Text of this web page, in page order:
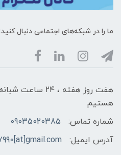
ما را در شبکه‌های اجتماعی دنبال کنید:
هفت روز هفته ،
هستیم
شماره تماس:
09035020385
آدرس ایمیل: